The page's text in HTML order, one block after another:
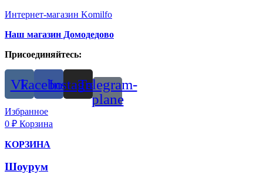
Интернет-магазин Komilfo
Наш магазин Домодедово
Присоединяйтесь:
VkFacebookInstagramTelegram-
plane
Избранное
0 ₽ Корзина
КОРЗИНА
Шоурум